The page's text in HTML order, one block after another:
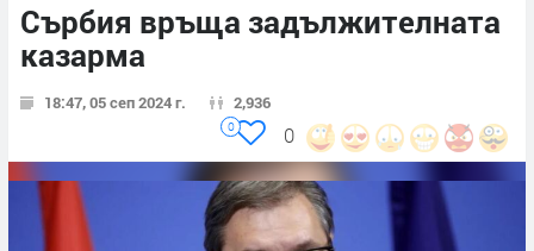
Сърбия връща задължителната
казарма
18:47, 05 сеп 2024 г. 2,936
0
0